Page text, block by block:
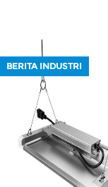
BERITA INDUSTRI